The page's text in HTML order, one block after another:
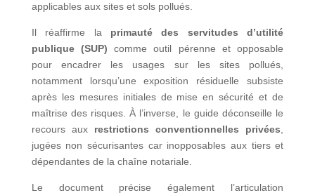
applicables aux sites et sols pollués.
Il réaffirme la primauté des servitudes d’utilité
publique (SUP) comme outil pérenne et opposable
pour encadrer les usages sur les sites pollués,
notamment lorsqu’une exposition résiduelle subsiste
après les mesures initiales de mise en sécurité et de
maîtrise des risques. À l’inverse, le guide déconseille le
recours aux restrictions conventionnelles privées,
jugées non sécurisantes car inopposables aux tiers et
dépendantes de la chaîne notariale.
Le document précise également l’articulation